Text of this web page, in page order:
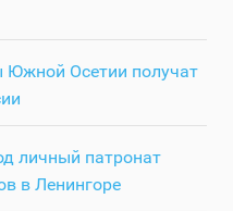
Южной Осетии получат
личный патронат
в Ленингоре